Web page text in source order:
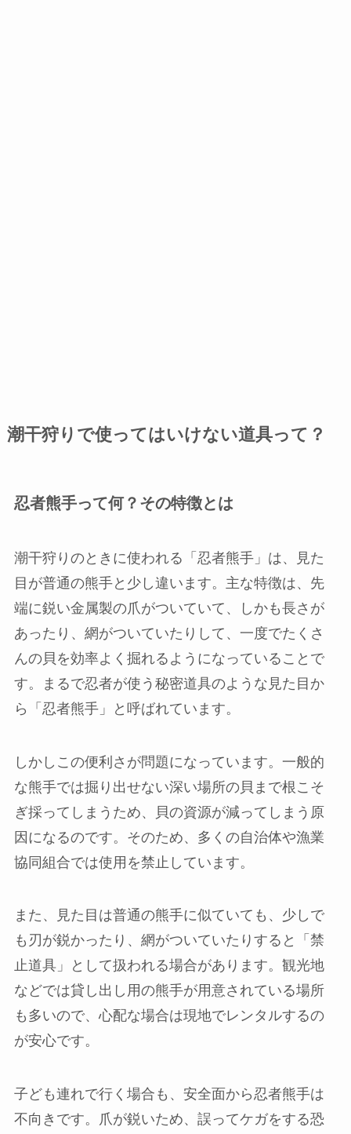
潮干狩りで使ってはいけない道具って？
忍者熊手って何？その特徴とは
潮干狩りのときに使われる「忍者熊手」は、見た
目が普通の熊手と少し違います。主な特徴は、先
端に鋭い金属製の爪がついていて、しかも長さが
あったり、網がついていたりして、一度でたくさ
んの貝を効率よく掘れるようになっていることで
す。まるで忍者が使う秘密道具のような見た目か
ら「忍者熊手」と呼ばれています。
しかしこの便利さが問題になっています。一般的
な熊手では掘り出せない深い場所の貝まで根こそ
ぎ採ってしまうため、貝の資源が減ってしまう原
因になるのです。そのため、多くの自治体や漁業
協同組合では使用を禁止しています。
また、見た目は普通の熊手に似ていても、少しで
も刃が鋭かったり、網がついていたりすると「禁
止道具」として扱われる場合があります。観光地
などでは貸し出し用の熊手が用意されている場所
も多いので、心配な場合は現地でレンタルするの
が安心です。
子ども連れで行く場合も、安全面から忍者熊手は
不向きです。爪が鋭いため、誤ってケガをする恐